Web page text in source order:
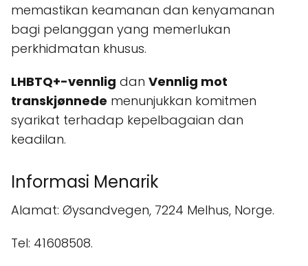
memastikan keamanan dan kenyamanan
bagi pelanggan yang memerlukan
perkhidmatan khusus.
LHBTQ+-vennlig dan Vennlig mot
transkjønnede menunjukkan komitmen
syarikat terhadap kepelbagaian dan
keadilan.
Informasi Menarik
Alamat: Øysandvegen, 7224 Melhus, Norge.
Tel: 41608508.